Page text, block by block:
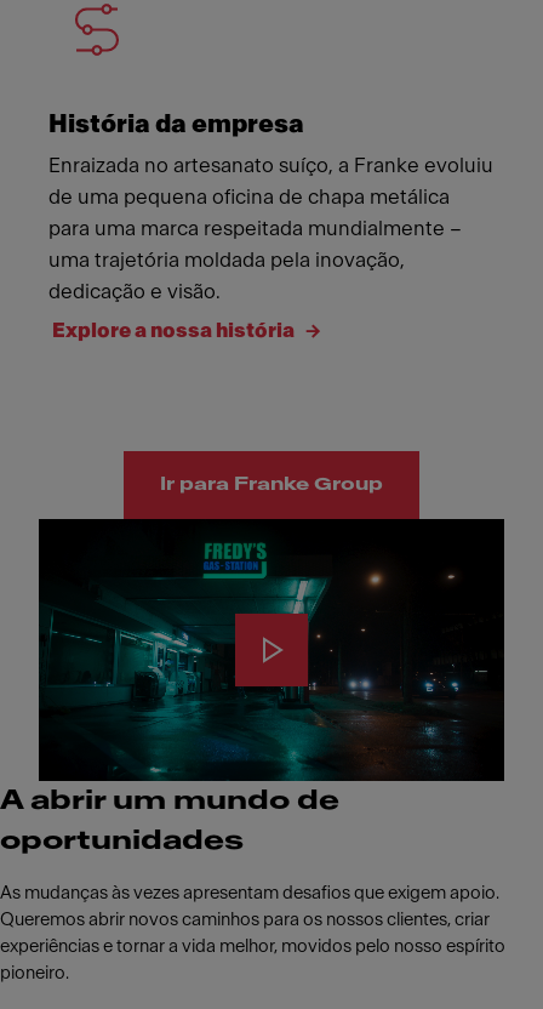
História da empresa
Enraizada no artesanato suíço, a Franke evoluiu
de uma pequena oficina de chapa metálica
para uma marca respeitada mundialmente –
uma trajetória moldada pela inovação,
dedicação e visão.
Explore a nossa história
Ir para Franke Group
A abrir um mundo de
oportunidades
As mudanças às vezes apresentam desafios que exigem apoio.
Queremos abrir novos caminhos para os nossos clientes, criar
experiências e tornar a vida melhor, movidos pelo nosso espírito
pioneiro.